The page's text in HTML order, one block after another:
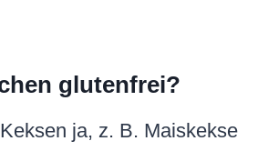
glutenfrei?
ja, z. B. Maiskekse